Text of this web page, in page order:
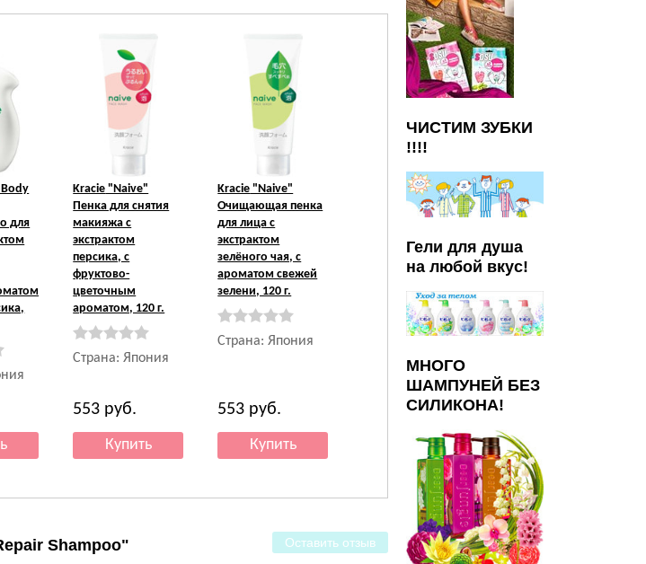
для
Kracie "Naive"
Пенка для снятия
макияжа с
экстрактом
персика, с
фруктово-
цветочным
ароматом, 120 г.
Страна: Япония
553 руб.
Kracie "Naive"
Очищающая пенка
для лица с
экстрактом
зелёного чая, с
ароматом свежей
зелени, 120 г.
Страна: Япония
553 руб.
Оставить отзыв
Shampoo"
ЧИСТИМ ЗУБКИ
!!!!
Гели для душа
на любой вкус!
МНОГО
ШАМПУНЕЙ БЕЗ
СИЛИКОНА!